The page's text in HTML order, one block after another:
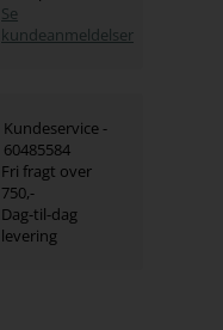
Se
kundeanmeldelser
Kundeservice -
60485584
Fri fragt over
750,-
Dag-til-dag
levering